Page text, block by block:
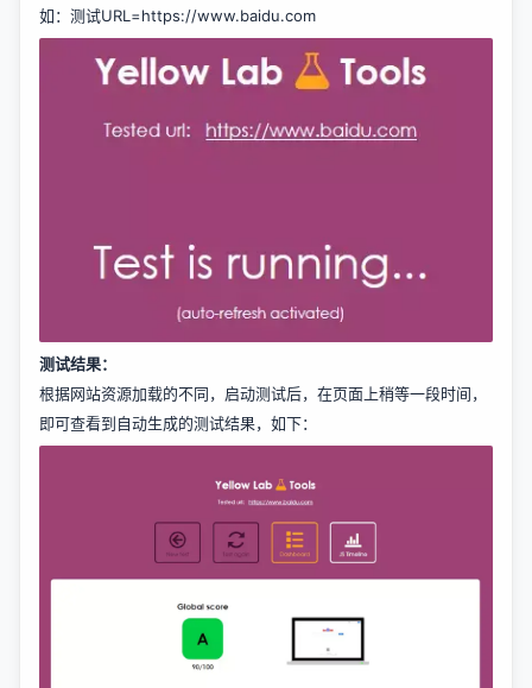
如：测试URL=https://www.baidu.com
测试结果：
根据网站资源加载的不同，启动测试后，在页面上稍等一段时间，
即可查看到自动生成的测试结果，如下：